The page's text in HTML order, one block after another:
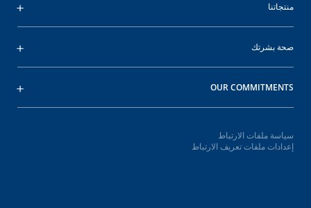
منتجاتنا
صحة بشرتك
OUR COMMITMENTS
سياسة ملفات الارتباط
إعدادات ملفات تعريف الارتباط